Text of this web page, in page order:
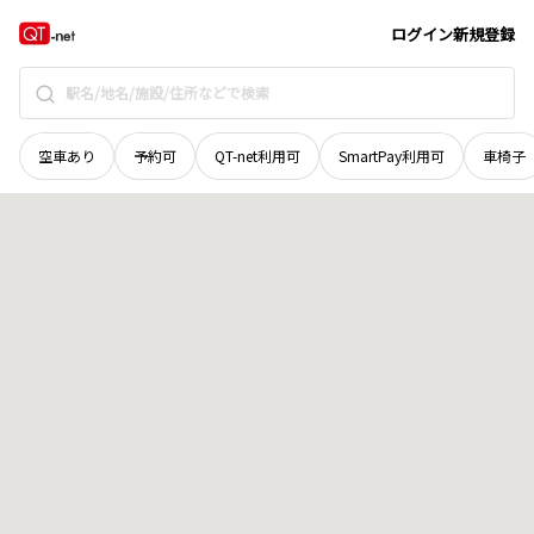
ログイン新規登録
空車あり 予約可 QT-net利用可 SmartPay利用可 車椅子
鳥取県